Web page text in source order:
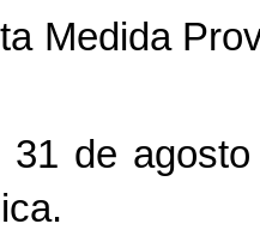
Medida
agosto